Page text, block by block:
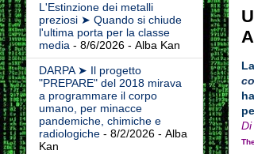
Di
L'Estinzione dei metalli
preziosi ➤ Quando si chiude
l'ultima porta per la classe
media - 8/6/2026- Alba Kan
DARPA ➤ Il progetto
"PREPARE" del 2018 mirava
a programmare il corpo
umano, per minacce
pandemiche, chimiche e
radiologiche- 8/2/2026- Alba
Kan